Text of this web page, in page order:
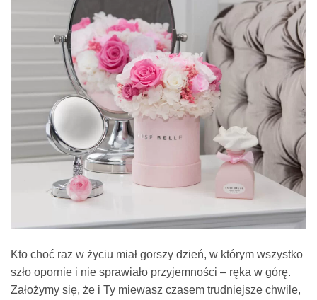
Kto choć raz w życiu miał gorszy dzień, w którym wszystko
szło opornie i nie sprawiało przyjemności – ręka w górę.
Założymy się, że i Ty miewasz czasem trudniejsze chwile,